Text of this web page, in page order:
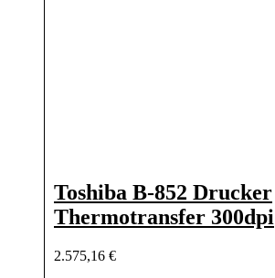
Toshiba B-852 Drucker
Thermotransfer 300dpi
2.575,16 €